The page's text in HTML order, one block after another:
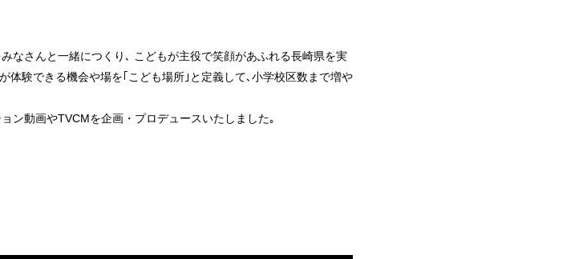
なさんと一緒につくり､ こどもが主役で笑顔があふれる長崎県を実
体験できる機会や場を｢こども場所｣と定義して､小学校区数まで増や
ン動画やTVCMを企画・プロデュースいたしました｡